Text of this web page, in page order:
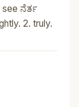
ನೆರ್ತ
2. truly.